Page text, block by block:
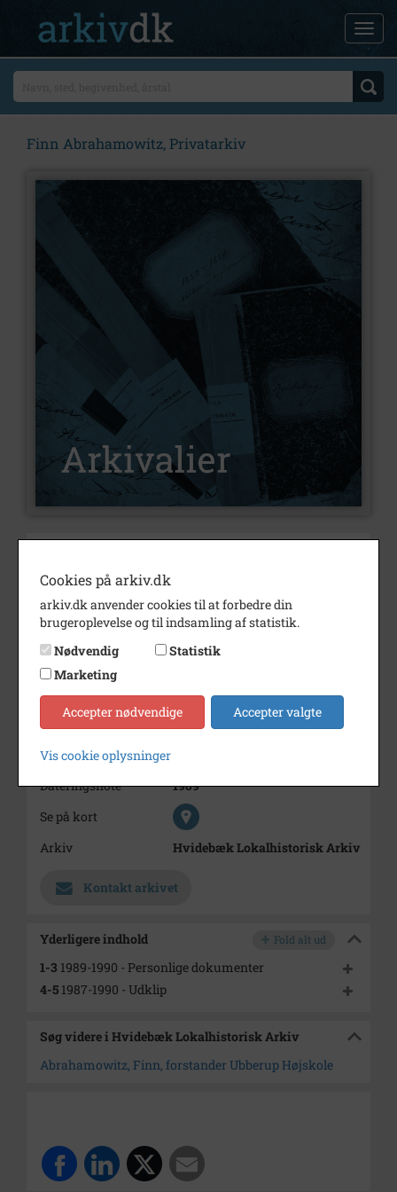
Finn Abrahamowitz, Privatarkiv
Type
Arkivskaber
Abrahamowitz, Finn, forfatter
højskoleforstander
Beskrivelse
Privatarkiv
Født/stiftet
1939 04/12
Død/nedlagt
2006
Periode
Dateringsnote
1989
Se på kort
Arkiv
Hvidebæk Lokalhistorisk Arkiv
Kontakt arkivet
Yderligere indhold Fold alt ud
1-3 1989-1990 - Personlige dokumenter
4-5 1987-1990 - Udklip
Søg videre i Hvidebæk Lokalhistorisk Arkiv
Abrahamowitz, Finn, forstander Ubberup Højskole
Cookies på arkiv.dk
arkiv.dk anvender cookies til at forbedre din
brugeroplevelse og til indsamling af statistik.
Nødvendig
Statistik
Marketing
Accepter nødvendige Accepter valgte
Vis cookie oplysninger